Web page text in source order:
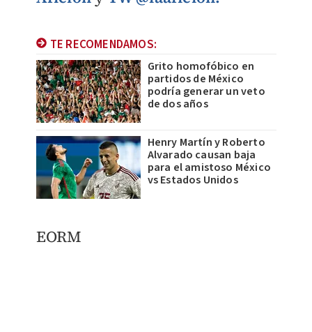
TE RECOMENDAMOS:
Grito homofóbico en
partidos de México
podría generar un veto
de dos años
Henry Martín y Roberto
Alvarado causan baja
para el amistoso México
vs Estados Unidos
EORM